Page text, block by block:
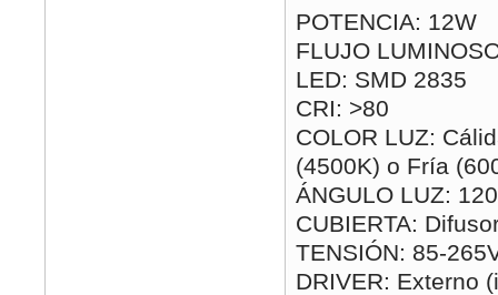
POTENCIA: 12W
FLUJO
LED: SMD 2835
CRI: >80
COLOR LUZ:
(4500K) o Fría
ÁNGULO LUZ:
CUBIERTA:
TENSIÓN: 85-
DRIVER: Externo